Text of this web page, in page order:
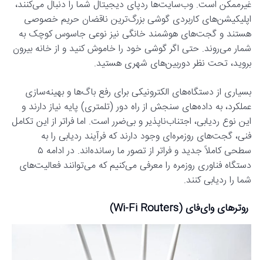
غیرممکن است. وب‌سایت‌ها ردپای دیجیتال شما را دنبال می‌کنند،
اپلیکیشن‌های کاربردی گوشی بزرگ‌ترین ناقضان حریم خصوصی
هستند و گجت‌های هوشمند خانگی نیز نوعی جاسوس کوچک به
شمار می‌روند. حتی اگر گوشی خود را خاموش کنید و از خانه بیرون
بروید، تحت نظر دوربین‌های شهری هستید.
بسیاری از دستگاه‌های الکترونیکی برای رفع باگ‌ها و بهینه‌سازی
عملکرد، به داده‌های سنجش از راه دور (تلمتری) پایه نیاز دارند و
این نوع ردیابی، اجتناب‌ناپذیر و بی‌ضرر است. اما فراتر از این تکامل
فنی، گجت‌های روزمره‌ای وجود دارند که فرآیند ردیابی را به
سطحی کاملاً جدید و فراتر از تصور ما رسانده‌اند. در ادامه ۵
دستگاه فناوری روزمره را معرفی می‌کنیم که می‌توانند فعالیت‌های
شما را ردیابی کنند.
روترهای وای‌فای (Wi-Fi Routers)